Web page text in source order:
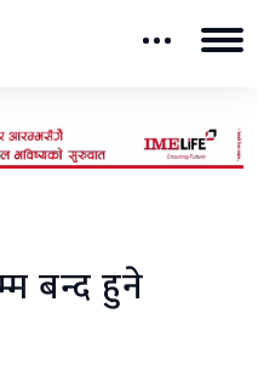
बन्द हुने